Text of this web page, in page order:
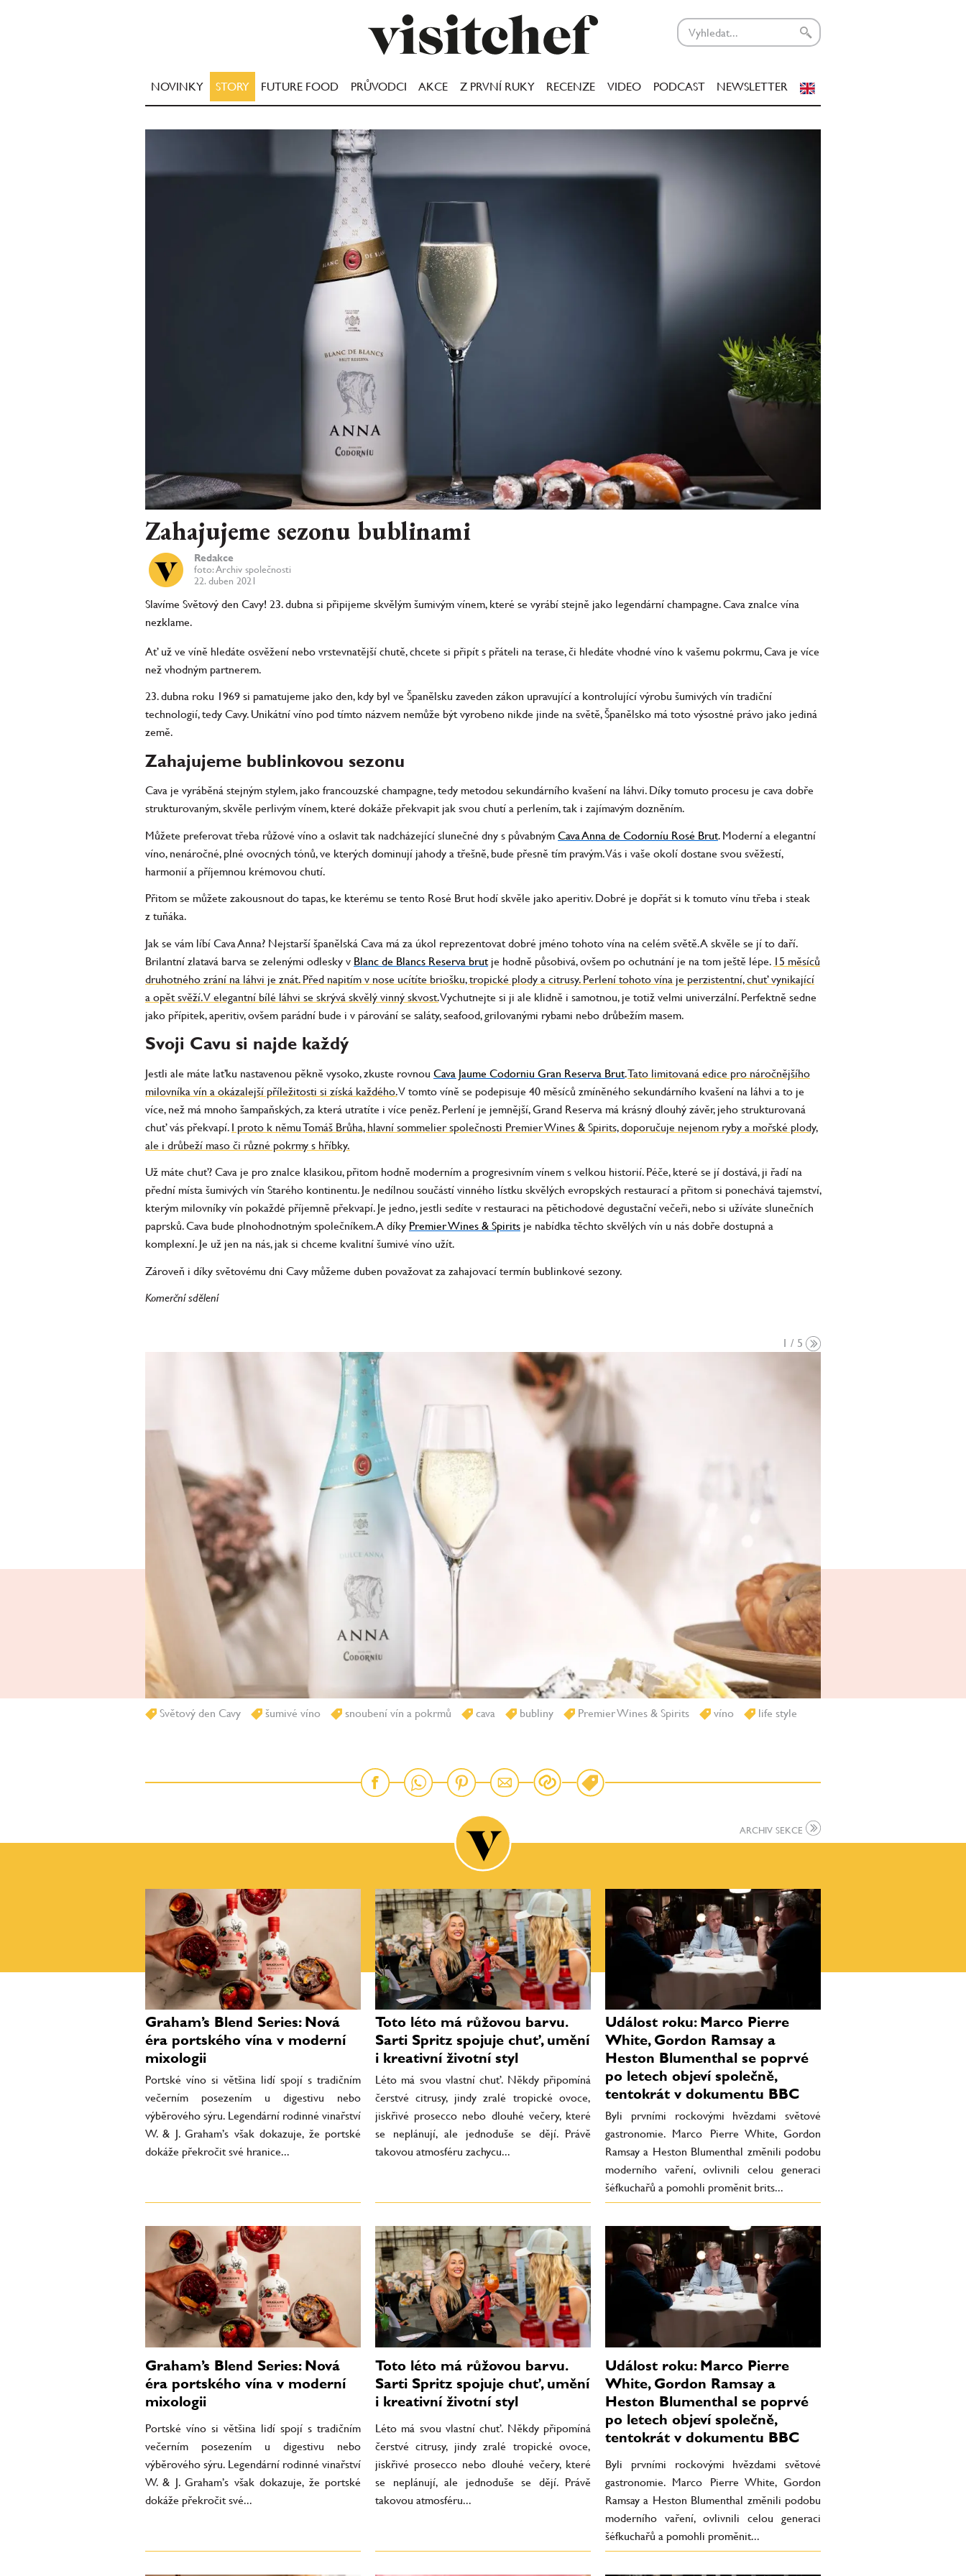
NOVINKY STORY FUTURE FOOD PRŮVODCI AKCE Z PRVNÍ RUKY RECENZE VIDEO PODCAST NEWSLETTER
Zahajujeme sezonu bublinami
Redakce
foto: Archiv společnosti
22. duben 2021
Slavíme Světový den Cavy! 23. dubna si připijeme skvělým šumivým vínem, které se vyrábí stejně jako legendární champagne. Cava znalce vína
nezklame.
Ať už ve víně hledáte osvěžení nebo vrstevnatější chutě, chcete si připít s přáteli na terase, či hledáte vhodné víno k vašemu pokrmu, Cava je více
než vhodným partnerem.
23. dubna roku 1969 si pamatujeme jako den, kdy byl ve Španělsku zaveden zákon upravující a kontrolující výrobu šumivých vín tradiční
technologií, tedy Cavy. Unikátní víno pod tímto názvem nemůže být vyrobeno nikde jinde na světě, Španělsko má toto výsostné právo jako jediná
země.
Zahajujeme bublinkovou sezonu
Cava je vyráběná stejným stylem, jako francouzské champagne, tedy metodou sekundárního kvašení na láhvi. Díky tomuto procesu je cava dobře
strukturovaným, skvěle perlivým vínem, které dokáže překvapit jak svou chutí a perlením, tak i zajímavým dozněním.
Můžete preferovat třeba růžové víno a oslavit tak nadcházející slunečné dny s půvabným Cava Anna de Codorníu Rosé Brut. Moderní a elegantní
víno, nenáročné, plné ovocných tónů, ve kterých dominují jahody a třešně, bude přesně tím pravým. Vás i vaše okolí dostane svou svěžestí,
harmonií a příjemnou krémovou chutí.
Přitom se můžete zakousnout do tapas, ke kterému se tento Rosé Brut hodí skvěle jako aperitiv. Dobré je dopřát si k tomuto vínu třeba i steak
z tuňáka.
Jak se vám líbí Cava Anna? Nejstarší španělská Cava má za úkol reprezentovat dobré jméno tohoto vína na celém světě. A skvěle se jí to daří.
Brilantní zlatavá barva se zelenými odlesky v Blanc de Blancs Reserva brut je hodně působivá, ovšem po ochutnání je na tom ještě lépe. 15 měsíců
druhotného zrání na láhvi je znát. Před napitím v nose ucítíte briošku, tropické plody a citrusy. Perlení tohoto vína je perzistentní, chuť vynikající
a opět svěží. V elegantní bílé láhvi se skrývá skvělý vinný skvost.Vychutnejte si ji ale klidně i samotnou, je totiž velmi univerzální. Perfektně sedne
jako přípitek, aperitiv, ovšem parádní bude i v párování se saláty, seafood, grilovanými rybami nebo drůbežím masem.
Svoji Cavu si najde každý
Jestli ale máte laťku nastavenou pěkně vysoko, zkuste rovnou Cava Jaume Codorniu Gran Reserva Brut.Tato limitovaná edice pro náročnějšího
milovníka vín a okázalejší příležitosti si získá každého.V tomto víně se podepisuje 40 měsíců zmíněného sekundárního kvašení na láhvi a to je
více, než má mnoho šampaňských, za která utratíte i více peněz. Perlení je jemnější, Grand Reserva má krásný dlouhý závěr, jeho strukturovaná
chuť vás překvapí. I proto k němu Tomáš Brůha, hlavní sommelier společnosti Premier Wines & Spirits, doporučuje nejenom ryby a mořské plody,
ale i drůbeží maso či různé pokrmy s hříbky.
Už máte chuť? Cava je pro znalce klasikou, přitom hodně moderním a progresivním vínem s velkou historií. Péče, které se jí dostává, ji řadí na
přední místa šumivých vín Starého kontinentu. Je nedílnou součástí vinného lístku skvělých evropských restaurací a přitom si ponechává tajemství,
kterým milovníky vín pokaždé příjemně překvapí. Je jedno, jestli sedíte v restauraci na pětichodové degustační večeři, nebo si užíváte slunečních
paprsků. Cava bude plnohodnotným společníkem. A díky Premier Wines & Spirits je nabídka těchto skvělých vín u nás dobře dostupná a
komplexní. Je už jen na nás, jak si chceme kvalitní šumivé víno užít.
Zároveň i díky světovému dni Cavy můžeme duben považovat za zahajovací termín bublinkové sezony.
Komerční sdělení
1 / 5
Světový den Cavy šumivé víno snoubení vín a pokrmů cava bubliny Premier Wines & Spirits víno life style
ARCHIV SEKCE
Graham’s Blend Series: Nová
éra portského vína v moderní
mixologii
Portské víno si většina lidí spojí s tradičním
večerním posezením u digestivu nebo
výběrového sýru. Legendární rodinné vinařství
W. & J. Graham’s však dokazuje, že portské
dokáže překročit své hranice...
Toto léto má růžovou barvu.
Sarti Spritz spojuje chuť, umění
i kreativní životní styl
Léto má svou vlastní chuť. Někdy připomíná
čerstvé citrusy, jindy zralé tropické ovoce,
jiskřivé prosecco nebo dlouhé večery, které
se neplánují, ale jednoduše se dějí. Právě
takovou atmosféru zachycu...
Událost roku: Marco Pierre
White, Gordon Ramsay a
Heston Blumenthal se poprvé
po letech objeví společně,
tentokrát v dokumentu BBC
Byli prvními rockovými hvězdami světové
gastronomie. Marco Pierre White, Gordon
Ramsay a Heston Blumenthal změnili podobu
moderního vaření, ovlivnili celou generaci
šéfkuchařů a pomohli proměnit brits...
Graham’s Blend Series: Nová
éra portského vína v moderní
mixologii
Portské víno si většina lidí spojí s tradičním
večerním posezením u digestivu nebo
výběrového sýru. Legendární rodinné vinařství
W. & J. Graham’s však dokazuje, že portské
dokáže překročit své...
Toto léto má růžovou barvu.
Sarti Spritz spojuje chuť, umění
i kreativní životní styl
Léto má svou vlastní chuť. Někdy připomíná
čerstvé citrusy, jindy zralé tropické ovoce,
jiskřivé prosecco nebo dlouhé večery, které
se neplánují, ale jednoduše se dějí. Právě
takovou atmosféru...
Událost roku: Marco Pierre
White, Gordon Ramsay a
Heston Blumenthal se poprvé
po letech objeví společně,
tentokrát v dokumentu BBC
Byli prvními rockovými hvězdami světové
gastronomie. Marco Pierre White, Gordon
Ramsay a Heston Blumenthal změnili podobu
moderního vaření, ovlivnili celou generaci
šéfkuchařů a pomohli proměnit...